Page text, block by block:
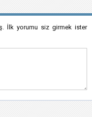
İlk yorumu siz girmek ister